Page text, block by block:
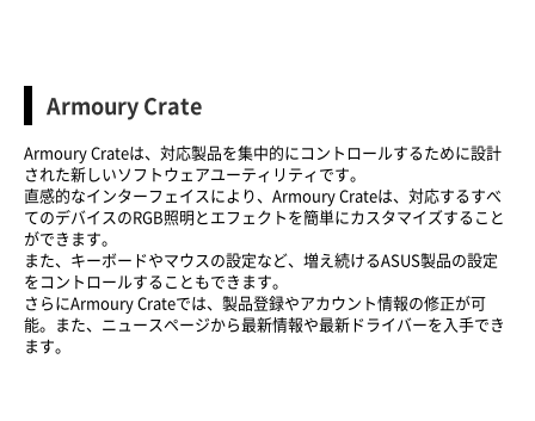
Armoury Crate
Armoury Crateは、対応製品を集中的にコントロールするために設計
された新しいソフトウェアユーティリティです。
直感的なインターフェイスにより、Armoury Crateは、対応するすべ
てのデバイスのRGB照明とエフェクトを簡単にカスタマイズすること
ができます。
また、キーボードやマウスの設定など、増え続けるASUS製品の設定
をコントロールすることもできます。
さらにArmoury Crateでは、製品登録やアカウント情報の修正が可
能。また、ニュースページから最新情報や最新ドライバーを入手でき
ます。